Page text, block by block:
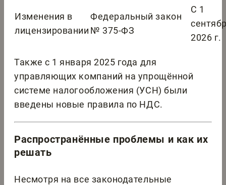
Изменения в
лицензировании
Федеральный закон
№ 375-ФЗ
С 1
2026 г.
Также с 1 января 2025 года для
управляющих компаний на упрощённой
системе налогообложения (УСН) были
введены новые правила по НДС.
Распространённые проблемы и как их
решать
Несмотря на все законодательные